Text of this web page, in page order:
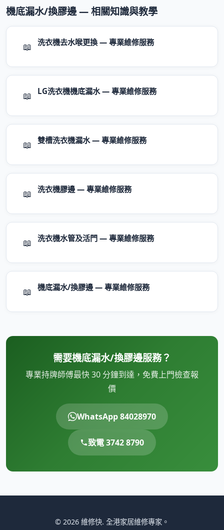
機底漏水/換膠邊 — 相關知識與教學
📖 洗衣機去水喉更換 — 專業維修服務
📖 LG洗衣機機底漏水 — 專業維修服務
📖 雙槽洗衣機漏水 — 專業維修服務
📖 洗衣機膠邊 — 專業維修服務
📖 洗衣機水管及活門 — 專業維修服務
📖 機底漏水/換膠邊 — 專業維修服務
需要機底漏水/換膠邊服務？
專業持牌師傅最快 30 分鐘到達，免費上門檢查報
價
WhatsApp 84028970
致電 3742 8790
© 2026 維修快. 全港家居維修專家。